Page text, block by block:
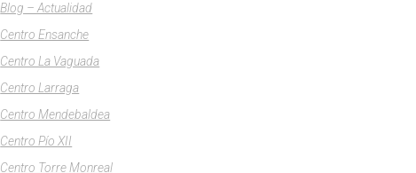
Blog – Actualidad
Centro Ensanche
Centro La Vaguada
Centro Larraga
Centro Mendebaldea
Centro Pío XII
Centro Torre Monreal